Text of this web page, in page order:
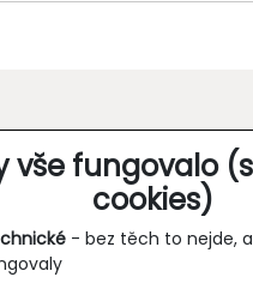
vše fungovalo
cookies)
- bez těch to nejde,